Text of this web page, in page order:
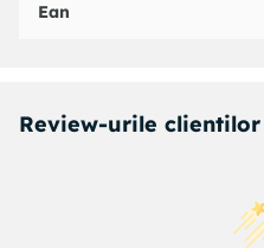
Ean
Review-urile clientilor